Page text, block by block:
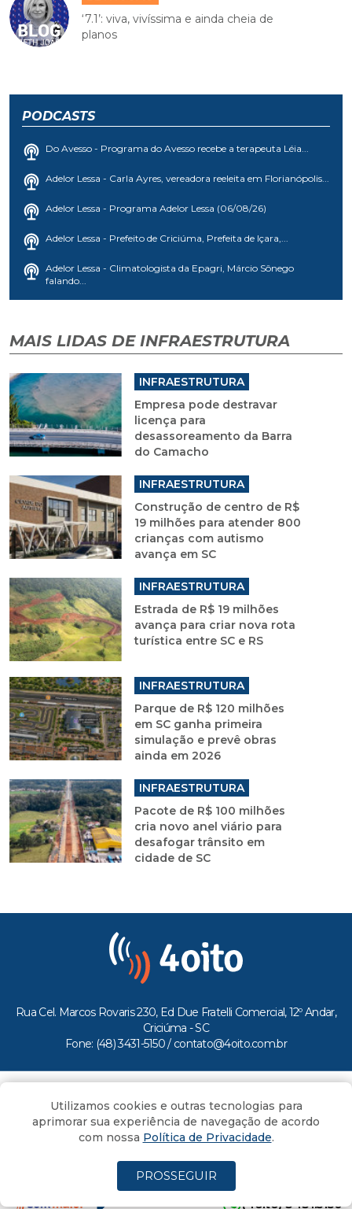
‘7.1’: viva, vivíssima e ainda cheia de
planos
PODCASTS
Do Avesso - Programa do Avesso recebe a terapeuta Léia...
Adelor Lessa - Carla Ayres, vereadora reeleita em Florianópolis...
Adelor Lessa - Programa Adelor Lessa (06/08/26)
Adelor Lessa - Prefeito de Criciúma, Prefeita de Içara,...
Adelor Lessa - Climatologista da Epagri, Márcio Sônego
falando...
MAIS LIDAS DE INFRAESTRUTURA
INFRAESTRUTURA
Empresa pode destravar
licença para
desassoreamento da Barra
do Camacho
INFRAESTRUTURA
Construção de centro de R$
19 milhões para atender 800
crianças com autismo
avança em SC
INFRAESTRUTURA
Estrada de R$ 19 milhões
avança para criar nova rota
turística entre SC e RS
INFRAESTRUTURA
Parque de R$ 120 milhões
em SC ganha primeira
simulação e prevê obras
ainda em 2026
INFRAESTRUTURA
Pacote de R$ 100 milhões
cria novo anel viário para
desafogar trânsito em
cidade de SC
Rua Cel. Marcos Rovaris 230, Ed Due Fratelli Comercial, 12º Andar,
Criciúma - SC
Fone: (48) 3431-5150 / contato@4oito.com.br
Todos os direitos reservados ao Portal 4oito
(4oito) 3431.5150
Utilizamos cookies e outras tecnologias para
aprimorar sua experiência de navegação de acordo
com nossa Política de Privacidade.
PROSSEGUIR